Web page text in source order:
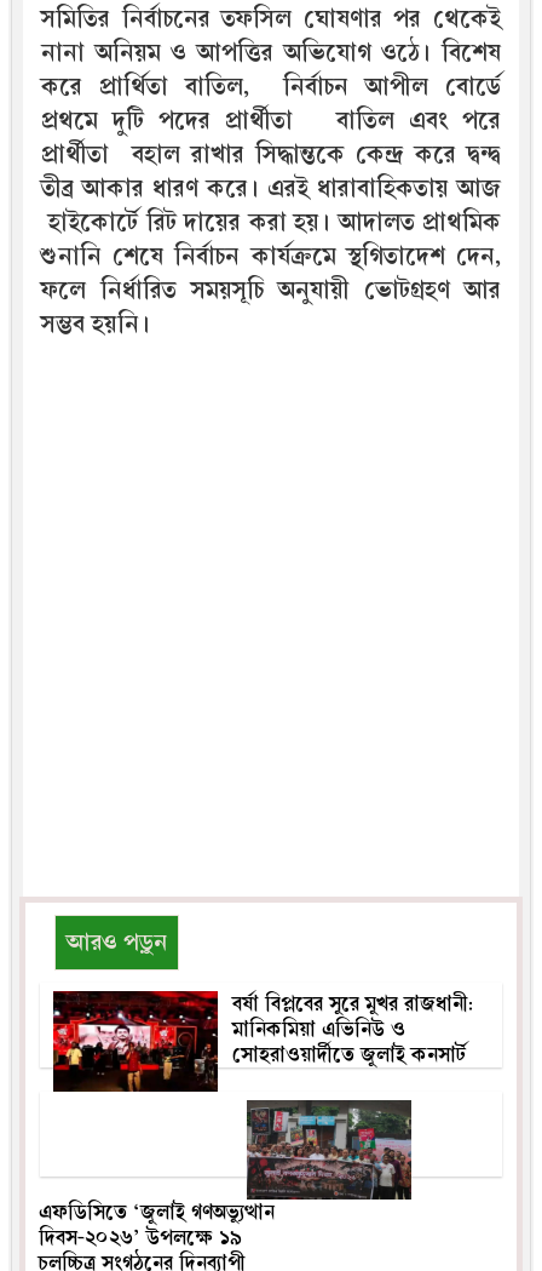
সমিতির নির্বাচনের তফসিল ঘোষণার পর থেকেই
নানা অনিয়ম ও আপত্তির অভিযোগ ওঠে। বিশেষ
করে প্রার্থিতা বাতিল, নির্বাচন আপীল বোর্ডে
প্রথমে দুটি পদের প্রার্থীতা বাতিল এবং পরে
প্রার্থীতা বহাল রাখার সিদ্ধান্তকে কেন্দ্র করে দ্বন্দ্ব
তীব্র আকার ধারণ করে। এরই ধারাবাহিকতায় আজ
হাইকোর্টে রিট দায়ের করা হয়। আদালত প্রাথমিক
শুনানি শেষে নির্বাচন কার্যক্রমে স্থগিতাদেশ দেন,
ফলে নির্ধারিত সময়সূচি অনুযায়ী ভোটগ্রহণ আর
সম্ভব হয়নি।
আরও পড়ুন
বর্ষা বিপ্লবের সুরে মুখর রাজধানী:
মানিকমিয়া এভিনিউ ও
সোহরাওয়ার্দীতে জুলাই কনসার্ট
এফডিসিতে ‘জুলাই গণঅভ্যুত্থান
দিবস-২০২৬’ উপলক্ষে ১৯
চলচ্চিত্র সংগঠনের দিনব্যাপী